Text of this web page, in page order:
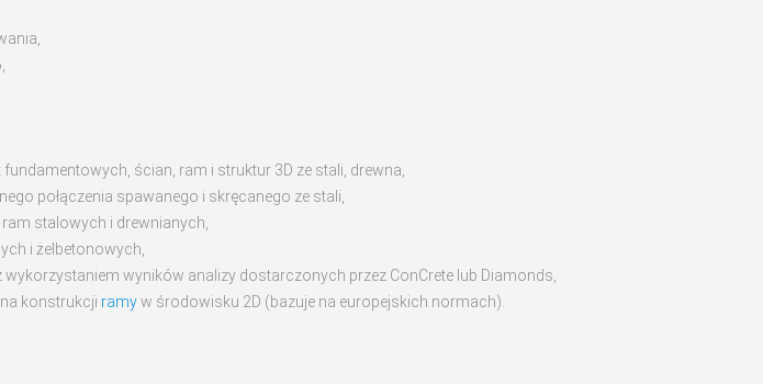
fundamentowych, ścian, ram i struktur 3D ze stali, drewna,
połączenia spawanego i skręcanego ze stali,
stalowych i drewnianych,
i żelbetonowych,
wykorzystaniem wyników analizy dostarczonych przez ConCrete lub Diamonds,
konstrukcji ramyw środowisku 2D (bazuje na europejskich normach).